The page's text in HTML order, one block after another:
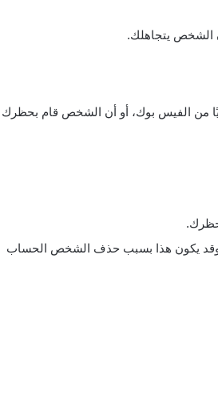
الشخص يتجاهلك.
من الفيس بوك، أو أن الشخص قام بحظرك
وقد يكون هذا بسبب حذف الشخص الحساب